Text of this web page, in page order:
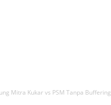
Mitra Kukar vs PSM Tanpa Buffering